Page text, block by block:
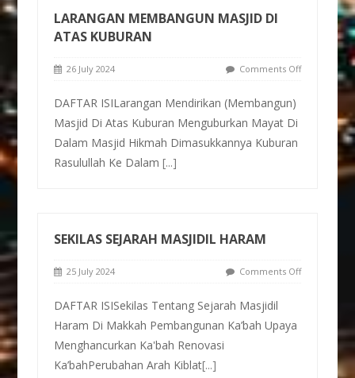
LARANGAN MEMBANGUN MASJID DI
ATAS KUBURAN
26 July 2024 Comments Off
DAFTAR ISILarangan Mendirikan (Membangun)
Masjid Di Atas Kuburan Menguburkan Mayat Di
Dalam Masjid Hikmah Dimasukkannya Kuburan
Rasulullah Ke Dalam[...]
SEKILAS SEJARAH MASJIDIL HARAM
25 July 2024 Comments Off
DAFTAR ISISekilas Tentang Sejarah Masjidil
Haram Di Makkah Pembangunan Ka’bah Upaya
Menghancurkan Ka'bah Renovasi
Ka’bahPerubahan Arah Kiblat[...]